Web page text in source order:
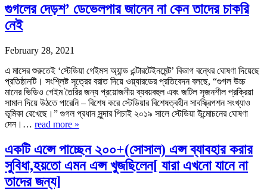
গুগলের দেড়শ’ ডেভেলপার জানেন না কেন তাদের চাকরি
নেই
February 28, 2021
এ মাসের শুরুতেই ‘স্টেডিয়া গেইমস অ্যান্ড এন্টারটেইনমেন্ট’ বিভাগ বন্ধের ঘোষণা দিয়েছে
প্রতিষ্ঠানটি। সংশ্লিষ্ট সূত্রের বরাত দিয়ে ওয়্যারডের প্রতিবেদন বলছে, “গুগল উচ্চ
মানের ভিডিও গেইম তৈরির জন্য প্রয়োজনীয় ব্যবয়বহুল এবং জটিল সৃজনশীল প্রক্রিয়া
সামাল দিয়ে উঠতে পারেনি – বিশেষ করে স্টেডিয়ার বিশেষত্বহীন সাবস্ক্রিপশন সংখ্যাও
ভূমিকা রেখেছে।” গুগল প্রধান সুন্দার পিচাই ২০১৯ সালে স্টেডিয়া উন্মোচনের ঘোষণা
দেন।… read more »
একটি এপ্সে পাচ্ছেন ২০০+(সোসাল) এপ্স ব্যাবহার করার
সুবিধা,হয়তো এমন এপ্স খুজছিলেন[ যারা এখনো যানে না
তাদের জন্য]